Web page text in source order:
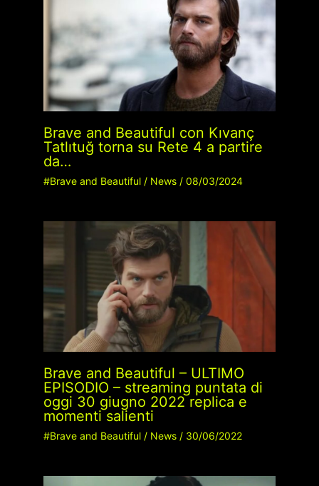
Brave and Beautiful con Kıvanç
Tatlıtuğ torna su Rete 4 a partire
da…
#Brave and Beautiful/ News/ 08/03/2024
Brave and Beautiful – ULTIMO
EPISODIO – streaming puntata di
oggi 30 giugno 2022 replica e
momenti salienti
#Brave and Beautiful/ News/ 30/06/2022